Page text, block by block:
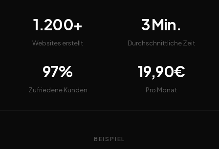
1.200+
Websites erstellt
3 Min.
Durchschnittliche Zeit
97%
Zufriedene Kunden
19,90€
Pro Monat
BEISPIEL